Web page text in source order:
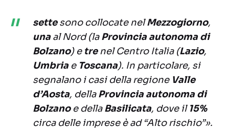
settesono collocate nelMezzogiorno,
unaal Nord (laProvincia autonoma di
Bolzano) e trenel Centro Italia (Lazio,
Umbriae Toscana). In particolare, si
segnalano i casi della regioneValle
d’Aosta, dellaProvincia autonoma di
Bolzanoe dellaBasilicata, dove il 15%
circa delle imprese è ad “Alto rischio”».